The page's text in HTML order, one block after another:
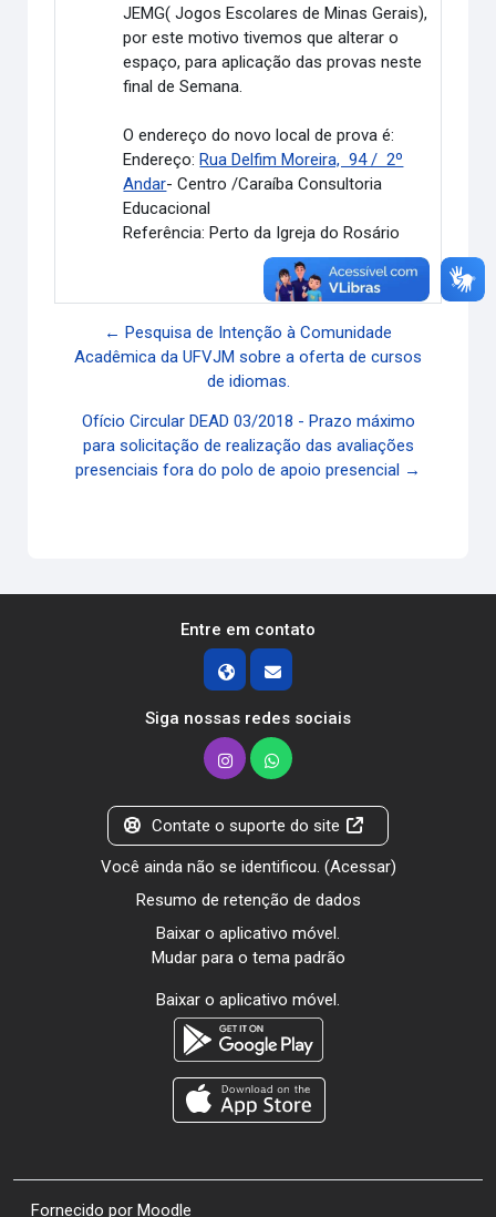
JEMG( Jogos Escolares de Minas Gerais),
por este motivo tivemos que alterar o
espaço, para aplicação das provas neste
final de Semana.
O endereço do novo local de prova é:
Endereço:Rua Delfim Moreira, 94 / 2º
Andar- Centro /Caraíba Consultoria
Educacional
Referência: Perto da Igreja do Rosário
Link direto
← Pesquisa de Intenção à Comunidade
Acadêmica da UFVJM sobre a oferta de cursos
de idiomas.
Ofício Circular DEAD 03/2018 - Prazo máximo
para solicitação de realização das avaliações
presenciais fora do polo de apoio presencial →
Entre em contato
Siga nossas redes sociais
Contate o suporte do site
Você ainda não se identificou. (Acessar)
Resumo de retenção de dados
Baixar o aplicativo móvel.
Mudar para o tema padrão
Baixar o aplicativo móvel.
Fornecido por Moodle